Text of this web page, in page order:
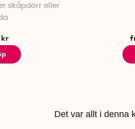
skåpdörr eller
kr
Det var allt i denna